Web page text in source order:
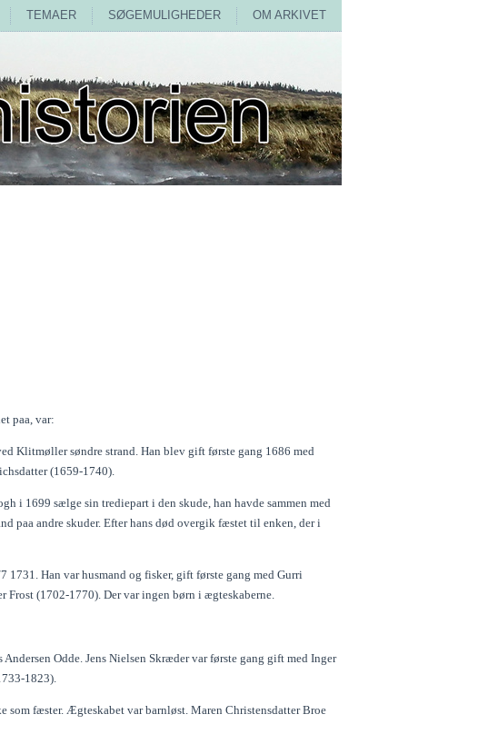
TEMAER SØGEMULIGHEDER OM ARKIVET
paa, var:
Klitmøller søndre strand. Han blev gift første gang 1686 med
(1659-1740).
i 1699 sælge sin trediepart i den skude, han havde sammen med
paa andre skuder. Efter hans død overgik fæstet til enken, der i
1731. Han var husmand og fisker, gift første gang med Gurri
Frost (1702-1770). Der var ingen børn i ægteskaberne.
Odde. Jens Nielsen Skræder var første gang gift med Inger
1823).
som fæster. Ægteskabet var barnløst. Maren Christensdatter Broe